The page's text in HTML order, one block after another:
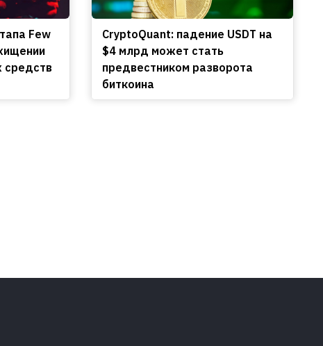
Few
средств
CryptoQuant: падение USDT на
$4 млрд может стать
предвестником разворота
биткоина